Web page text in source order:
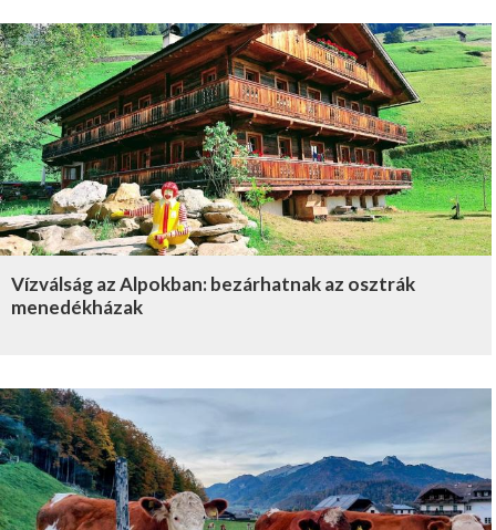
Vízválság az Alpokban: bezárhatnak az osztrák
menedékházak